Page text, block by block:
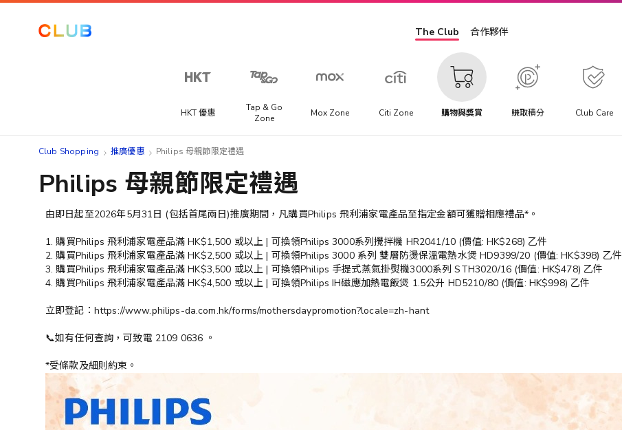
The Club 合作夥伴
HKT 優惠
Tap & Go
Zone
Mox Zone Citi Zone 購物與獎賞 賺取積分 Club Care
Club Shopping 推廣優惠 Philips 母親節限定禮遇
Philips 母親節限定禮遇
由即日起至2026年5月31日 (包括首尾兩日)推廣期間，凡購買Philips 飛利浦家電產品至指定金額可獲贈相應禮品*。
1. 購買Philips 飛利浦家電產品滿 HK$1,500 或以上 | 可換領Philips 3000系列攪拌機 HR2041/10 (價值: HK$268) 乙件
2. 購買Philips 飛利浦家電產品滿 HK$2,500 或以上 | 可換領Philips 3000 系列 雙層防燙保溫電熱水煲 HD9399/20 (價值: HK$398) 乙件
3. 購買Philips 飛利浦家電產品滿 HK$3,500 或以上 | 可換領Philips 手提式蒸氣掛熨機3000系列 STH3020/16 (價值: HK$478) 乙件
4. 購買Philips 飛利浦家電產品滿 HK$4,500 或以上 | 可換領Philips IH磁應加熱電飯煲 1.5公升 HD5210/80 (價值: HK$998) 乙件
立即登記：https://www.philips-da.com.hk/forms/mothersdaypromotion?locale=zh-hant
📞如有任何查詢，可致電 2109 0636 。
*受條款及細則約束。